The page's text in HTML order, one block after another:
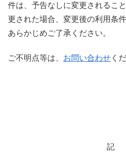
件は、予告なしに変更されるこ
更された場合、変更後の利用条
あらかじめご了承ください。
ご不明点等は、 お問い合わせ く
記